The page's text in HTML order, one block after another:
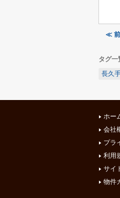
≪ 前
タグ一
長久
ホー
会社
プラ
利用
サイ
物件